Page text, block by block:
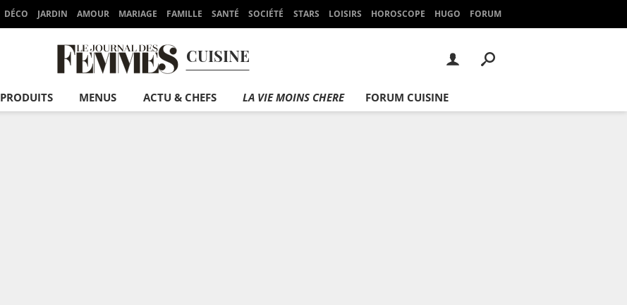
DÉCO JARDIN AMOUR MARIAGE FAMILLE SANTÉ SOCIÉTÉ STARS LOISIRS HOROSCOPE HUGO FORUM
CUISINE
PRODUITS MENUS ACTU & CHEFS LA VIE MOINS CHERE FORUM CUISINE